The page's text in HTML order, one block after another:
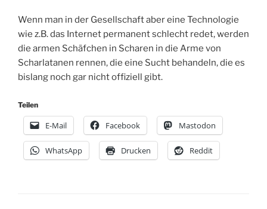
Wenn man in der Gesellschaft aber eine Technologie
wie z.B. das Internet permanent schlecht redet, werden
die armen Schäfchen in Scharen in die Arme von
Scharlatanen rennen, die eine Sucht behandeln, die es
bislang noch gar nicht offiziell gibt.
Teilen
E-Mail Facebook Mastodon
WhatsApp Drucken Reddit